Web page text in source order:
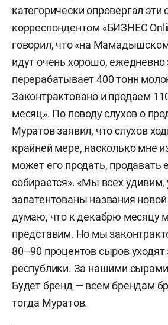
категорически опровергал эти
корреспондентом «БИЗНЕС
говорил, что «на
идут очень хорошо, ежедневно
перерабатывает 400 тонн
Законтрактовано и продаем
месяц». По поводу слухов о
Муратов заявил, что слухов
крайней мере, насколько мне
может его продать, продавать
собирается». «Мы всех удивим,
запатентованы названия
думаю, что к декабрю месяцу
представим. Но мы
80–90 процентов сыров
республики. За нашими
Будет бренд — всем брендам
тогда Муратов.